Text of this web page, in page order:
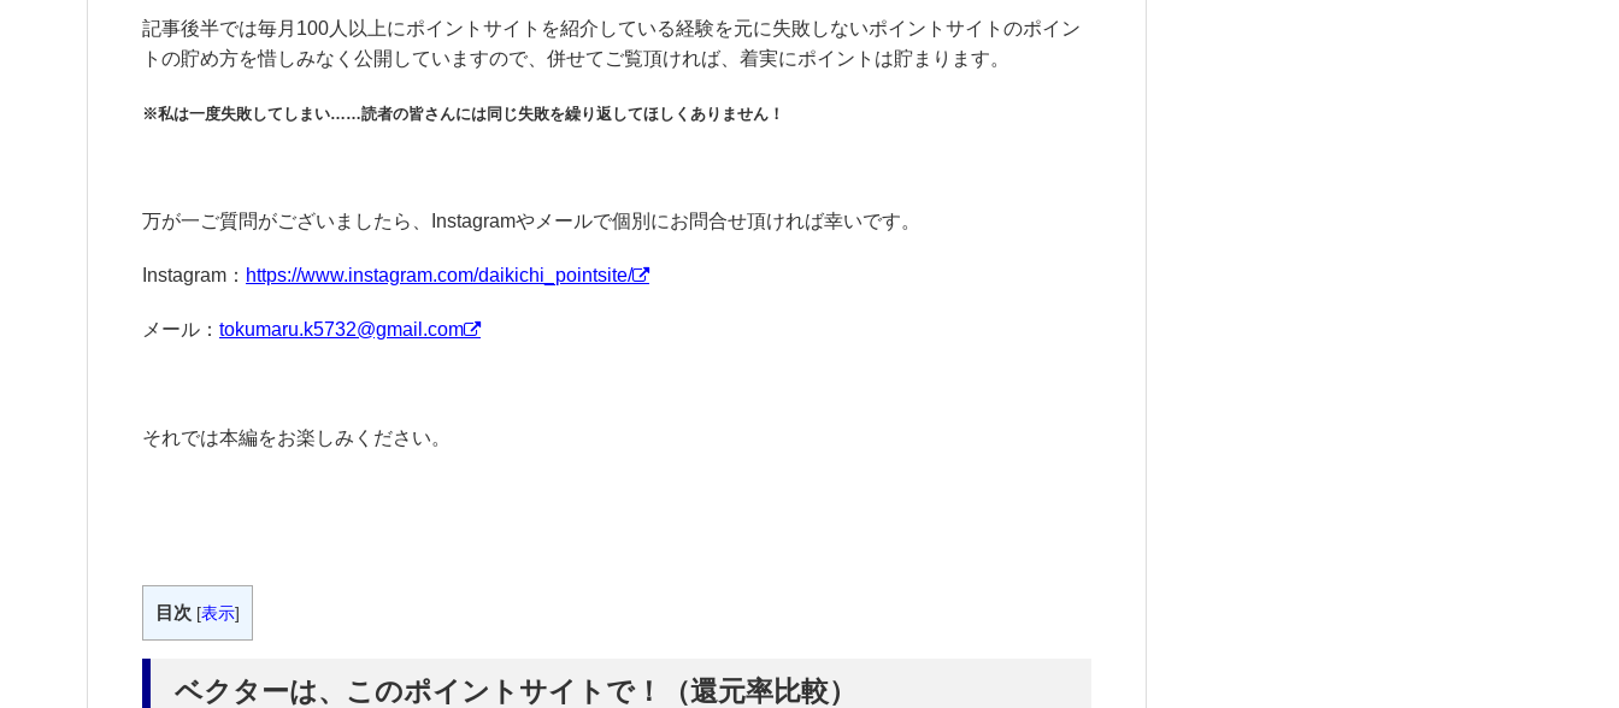
記事後半では毎月100人以上にポイントサイトを紹介している経験を元に失敗しないポイントサイトのポイン
トの貯め方を惜しみなく公開していますので、併せてご覧頂ければ、着実にポイントは貯まります。
※私は一度失敗してしまい……読者の皆さんには同じ失敗を繰り返してほしくありません！
万が一ご質問がございましたら、Instagramやメールで個別にお問合せ頂ければ幸いです。
Instagram： https://www.instagram.com/daikichi_pointsite/
メール： tokumaru.k5732@gmail.com
それでは本編をお楽しみください。
目次 [表示]
ベクターは、このポイントサイトで！（還元率比較）